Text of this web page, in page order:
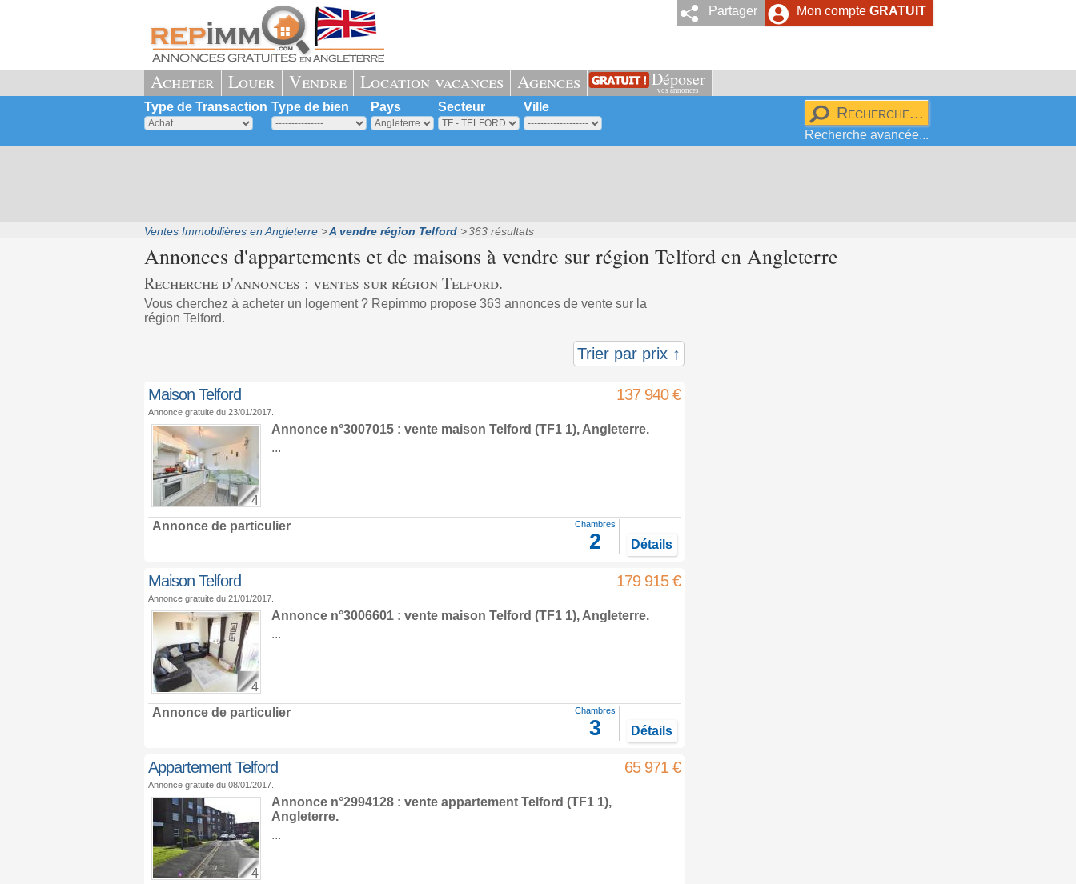
Mon compte GRATUIT
Partager
Acheter Louer Vendre Location vacances Agences Déposer
vos annonces
Type de Transaction Type de bien Pays Secteur Ville
Recherche avancée...
Ventes Immobilières en Angleterre A vendre région Telford 363 résultats
Annonces d'appartements et de maisons à vendre sur région Telforden Angleterre
Recherche d'annonces : ventes sur région Telford.
Vous cherchez à acheter un logement ? Repimmo propose 363 annonces de vente sur la
région Telford.
Trier par prix ↑
Maison Telford 137 940 €
Annonce gratuite du 23/01/2017.
4
Annonce n°3007015 : vente maison Telford (TF1 1), Angleterre.
...
Annonce de particulier Chambres
2 Détails
Maison Telford 179 915 €
Annonce gratuite du 21/01/2017.
4
Annonce n°3006601 : vente maison Telford (TF1 1), Angleterre.
...
Annonce de particulier Chambres
3 Détails
Appartement Telford 65 971 €
Annonce gratuite du 08/01/2017.
4
Annonce n°2994128 : vente appartement Telford (TF1 1),
Angleterre.
...